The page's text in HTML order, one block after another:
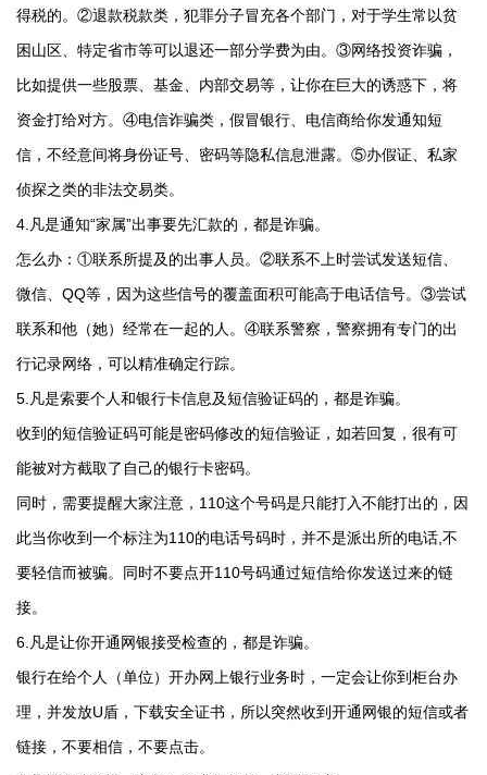
得税的。②退款税款类，犯罪分子冒充各个部门，对于学生常以贫
困山区、特定省市等可以退还一部分学费为由。③网络投资诈骗，
比如提供一些股票、基金、内部交易等，让你在巨大的诱惑下，将
资金打给对方。④电信诈骗类，假冒银行、电信商给你发通知短
信，不经意间将身份证号、密码等隐私信息泄露。⑤办假证、私家
侦探之类的非法交易类。
4.凡是通知“家属”出事要先汇款的，都是诈骗。
怎么办：①联系所提及的出事人员。②联系不上时尝试发送短信、
微信、QQ等，因为这些信号的覆盖面积可能高于电话信号。③尝试
联系和他（她）经常在一起的人。④联系警察，警察拥有专门的出
行记录网络，可以精准确定行踪。
5.凡是索要个人和银行卡信息及短信验证码的，都是诈骗。
收到的短信验证码可能是密码修改的短信验证，如若回复，很有可
能被对方截取了自己的银行卡密码。
同时，需要提醒大家注意，110这个号码是只能打入不能打出的，因
此当你收到一个标注为110的电话号码时，并不是派出所的电话,不
要轻信而被骗。同时不要点开110号码通过短信给你发送过来的链
接。
6.凡是让你开通网银接受检查的，都是诈骗。
银行在给个人（单位）开办网上银行业务时，一定会让你到柜台办
理，并发放U盾，下载安全证书，所以突然收到开通网银的短信或者
链接，不要相信，不要点击。